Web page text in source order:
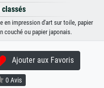
en impression d'art sur toile, papier
couché ou papier japonais.
Ajouter aux Favoris
0 Avis